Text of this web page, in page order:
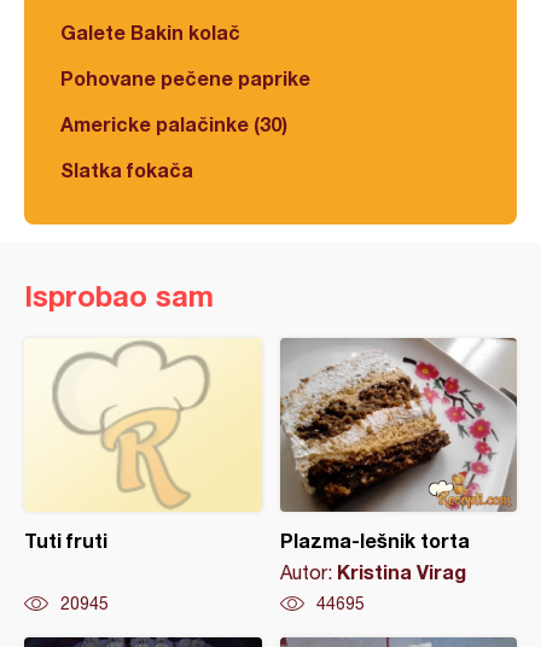
Galete Bakin kolač
Pohovane pečene paprike
Americke palačinke (30)
Slatka fokača
Isprobao sam
Tuti fruti
20945
Plazma-lešnik torta
Autor: Kristina Virag
44695